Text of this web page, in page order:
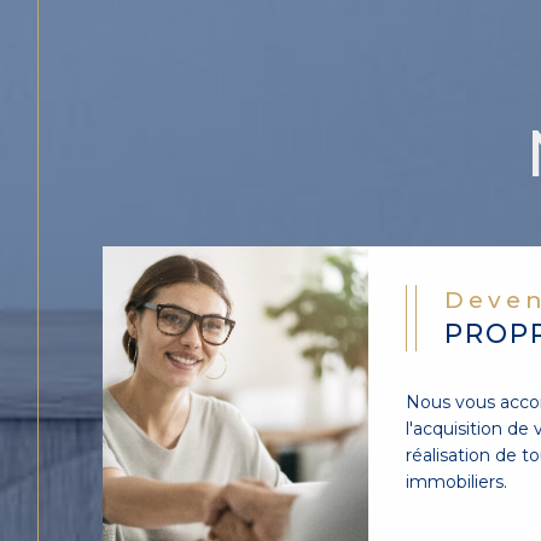
La confiance se construit sur
sommes fiers de l'expérience
meilleurs
agence très haut de
professionnalisme,
l'accompagnement
mise chez Catherine Viault et
Grâce à leurs actions, une vente
meilleures conditions et en
Bravo et merci !''
M. TALLET
Votre projet
Nous vous
l'acquisition de
réalisation de
immobiliers.